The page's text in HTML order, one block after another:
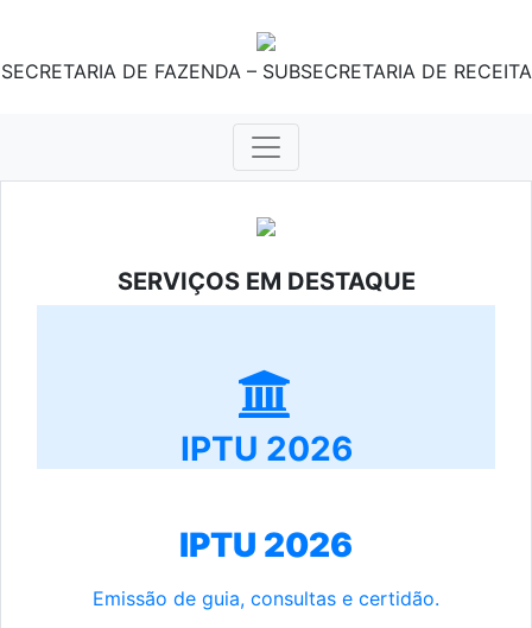
SECRETARIA DE FAZENDA – SUBSECRETARIA DE RECEITA
SERVIÇOS EM DESTAQUE
IPTU 2026
IPTU 2026
Emissão de guia, consultas e certidão.